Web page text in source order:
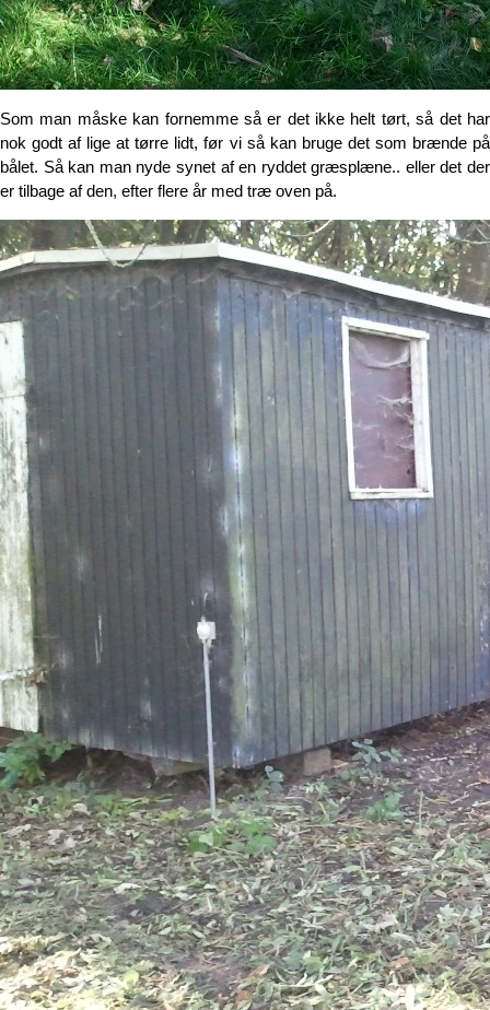
Som man måske kan fornemme så er det ikke helt tørt, så det har
nok godt af lige at tørre lidt, før vi så kan bruge det som brænde på
bålet. Så kan man nyde synet af en ryddet græsplæne.. eller det der
er tilbage af den, efter flere år med træ oven på.